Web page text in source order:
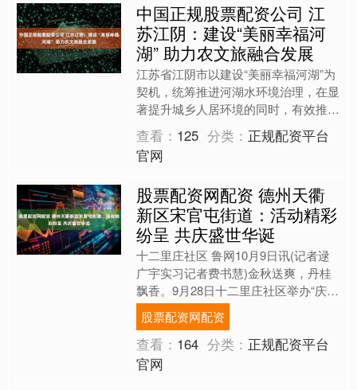
中国正规股票配资公司 江
苏江阴：建设“美丽幸福河
湖” 助力农文旅融合发展
江苏省江阴市以建设“美丽幸福河湖”为
契机，统筹推进河湖水环境治理，在显
著提升城乡人居环境的同时，有效推动
农文旅融合发展。江阴市长泾镇蒲市
村，清澈的河道、整齐的民....
查看： 125 分类： 正规配资平台
官网
股票配资网配资 德州天衢
新区宋官屯街道：活动精彩
纷呈 共庆盛世华诞
十二里庄社区 鲁网10月9日讯(记者逯
广宇实习记者费书慧)金秋送爽，丹桂
飘香。9月28日十二里庄社区举办“庆国
庆迎中秋”文艺汇演，近百名居民欢聚
一堂，共赏精彩节....
股票配资网配资
查看： 164 分类： 正规配资平台
官网